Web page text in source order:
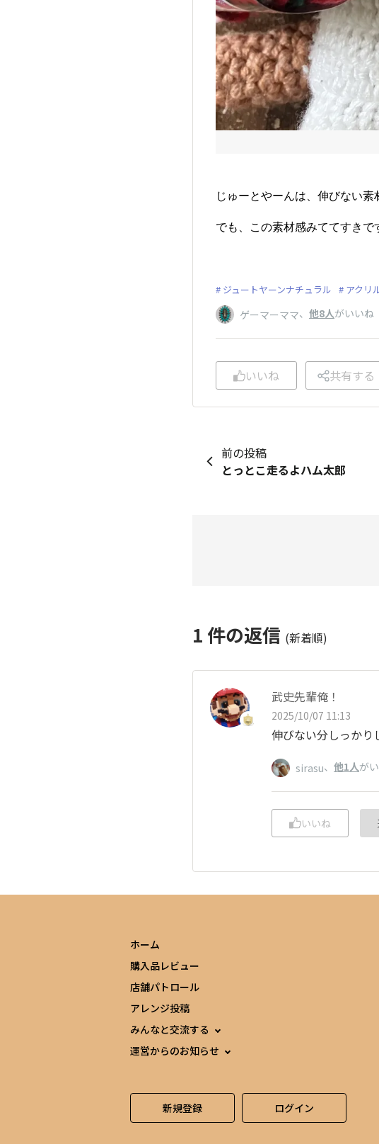
じゅーとやーんは、伸びない素
でも、この素材感みててすきで
ジュートヤーンナチュラル アクリ
ゲーマーママ、 他8人がいいね
いいね 共有する
前の投稿
とっとこ走るよハム太郎
1 件の返信 (新着順)
武史先輩俺！
2025/10/07 11:13
伸びない分しっかり
sirasu、 他1人が
いいね
ホーム
購入品レビュー
店舗パトロール
アレンジ投稿
みんなと交流する
運営からのお知らせ
新規登録 ログイン